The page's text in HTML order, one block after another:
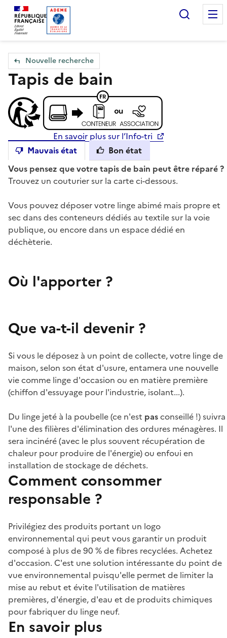
Accueil — Que Faire de mes objets & déchets
Nouvelle recherche
Tapis de bain
En savoir plus sur l’Info-tri
Mauvais état
Bon état
Vous pensez que votre tapis de bain peut être réparé ?
Trouvez un couturier sur la carte ci-dessous.
Vous pouvez déposer votre linge abimé mais propre et
sec dans des conteneurs dédiés au textile sur la voie
publique, ou encore dans un espace dédié en
déchèterie.
Où l'apporter ?
Que va-t-il devenir ?
Si vous le déposez à un point de collecte, votre linge de
maison, selon son état d'usure, entamera une nouvelle
vie comme linge d'occasion ou en matière première
(chiffon d'essuyage pour l'industrie, isolant...).
Du linge jeté à la poubelle (ce n'est pasconseillé !) suivra
l'une des filières d'élimination des ordures ménagères. Il
sera incinéré (avec le plus souvent récupération de
chaleur pour produire de l'énergie) ou enfoui en
installation de stockage de déchets.
Comment consommer
responsable ?
Privilégiez des produits portant un logo
environnemental qui peut vous garantir un produit
composé à plus de 90 % de fibres recyclées. Achetez
d'occasion. C'est une solution intéressante du point de
vue environnemental puisqu'elle permet de limiter la
mise au rebut et évite l'utilisation de matières
premières, d'énergie, d'eau et de produits chimiques
pour fabriquer du linge neuf.
En savoir plus